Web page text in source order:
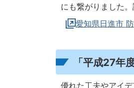
にも繋がりました
愛知県日進市
「平成27年
優れた工夫やアイ